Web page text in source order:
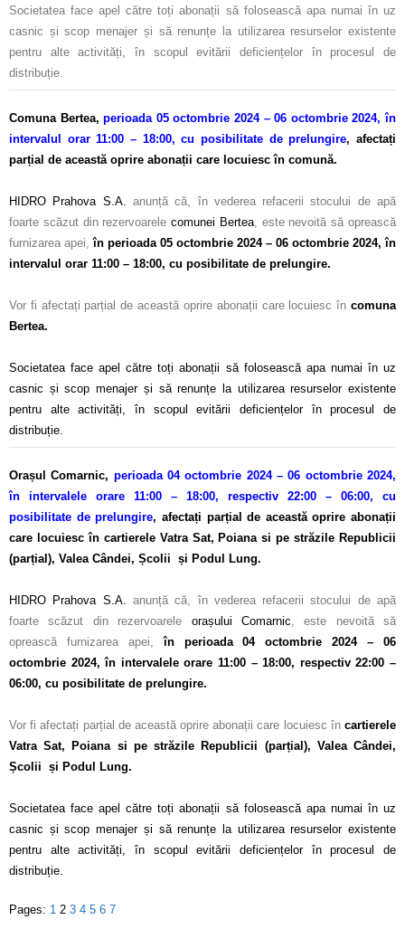
Societatea face apel către toți abonații să folosească apa numai în uz
casnic și scop menajer și să renunțe la utilizarea resurselor existente
pentru alte activități, în scopul evitării deficiențelor în procesul de
distribuție.
Comuna Bertea,perioada 05 octombrie 2024 – 06 octombrie 2024, în
intervalul orar 11:00 – 18:00, cu posibilitate de prelungire, afectați
parțial de această oprire abonații care locuiesc în comună.
HIDRO Prahova S.A. anunță că, în vederea refacerii stocului de apă
foarte scăzut din rezervoarelecomunei Bertea, este nevoită să oprească
furnizarea apei,în perioada 05 octombrie 2024 – 06 octombrie 2024, în
intervalul orar 11:00 – 18:00, cu posibilitate de prelungire.
Vor fi afectați parțial de această oprire abonații care locuiesc în comuna
Bertea.
Societatea face apel către toți abonații să folosească apa numai în uz
casnic și scop menajer și să renunțe la utilizarea resurselor existente
pentru alte activități, în scopul evitării deficiențelor în procesul de
distribuție.
Orașul Comarnic, perioada 04 octombrie 2024 – 06 octombrie 2024,
în intervalele orare 11:00 – 18:00, respectiv 22:00 – 06:00, cu
posibilitate de prelungire, afectați parțial de această oprire abonații
care locuiesc în cartierele Vatra Sat, Poiana si pe străzile Republicii
(parțial), Valea Cândei, Școlii și Podul Lung.
HIDRO Prahova S.A. anunță că, în vederea refacerii stocului de apă
foarte scăzut din rezervoarele orașului Comarnic, este nevoită să
oprească furnizarea apei,în perioada 04 octombrie 2024 – 06
octombrie 2024, în intervalele orare 11:00 – 18:00, respectiv 22:00 –
06:00, cu posibilitate de prelungire.
Vor fi afectați parțial de această oprire abonații care locuiesc în cartierele
Vatra Sat, Poiana si pe străzile Republicii (parțial), Valea Cândei,
Școlii și Podul Lung.
Societatea face apel către toți abonații să folosească apa numai în uz
casnic și scop menajer și să renunțe la utilizarea resurselor existente
pentru alte activități, în scopul evitării deficiențelor în procesul de
distribuție.
Pages: 1 2 3 4 5 6 7